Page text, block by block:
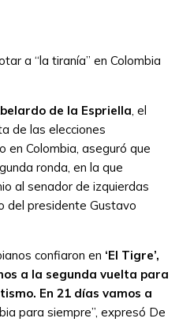
de la Espriella , el
de las elecciones
en Colombia, aseguró que
ronda, en la que
al senador de izquierdas
del presidente Gustavo
confiaron en ‘El Tigre’,
a la segunda vuelta para
En 21 días vamos a
para siempre”, expresó De